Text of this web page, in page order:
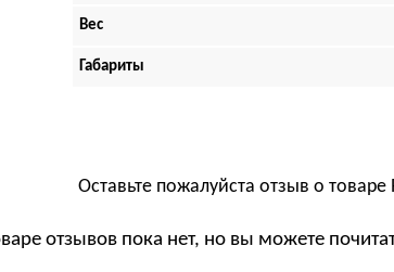
Вес
Габариты
Оставьте пожалуйста отзыв о товаре
отзывов пока нет, но вы можете